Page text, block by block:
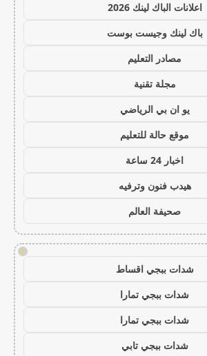
اعلانات الباك لينك 2026
باك لينك وجيست بوست
مصادر التعليم
مجلة تقنية
يو ان بي الرياضي
موقع حالة للتعليم
اخبار 24 ساعة
هيدب فنون وترفيه
صحيفة العالم
!
شدات ببجي اقساط
شدات ببجي تمارا
شدات ببجي تمارا
شدات ببجي تابي